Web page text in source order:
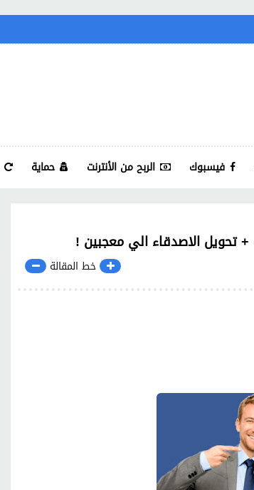
فيسبوك الربح من الأنترنت حماية
تحويل الاصدقاء الي معجبين !
خط المقالة